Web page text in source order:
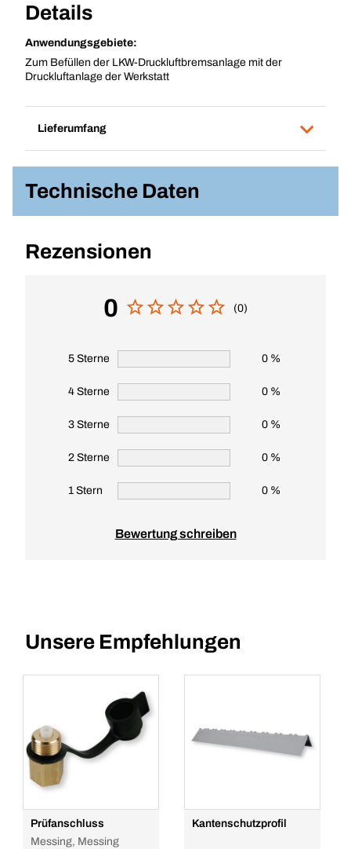
Details
Anwendungsgebiete:
Zum Befüllen der LKW-Druckluftbremsanlage mit der
Druckluftanlage der Werkstatt
Lieferumfang
Technische Daten
Rezensionen
0 (0)
5 Sterne 0 %
4 Sterne 0 %
3 Sterne 0 %
2 Sterne 0 %
1 Stern 0 %
Bewertung schreiben
Unsere Empfehlungen
Prüfanschluss
Messing, Messing
Kantenschutzprofil